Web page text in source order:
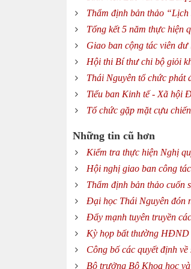
Thẩm định bản thảo
Tổng kết 5 năm thực hiện
Giao ban cộng tác viên
Hội thi Bí thư chi bộ giỏi
Thái Nguyên tổ chức phát
Tiểu ban Kinh tế - Xã hội
Tổ chức gặp mặt cựu
Những tin cũ hơn
Kiểm tra thực hiện Nghị
Hội nghị giao ban công
Thẩm định bản thảo cuốn
Đại học Thái Nguyên đón
Đẩy mạnh tuyên truyền
Kỳ họp bất thường
Công bố các quyết định
Bộ trưởng Bộ Khoa học